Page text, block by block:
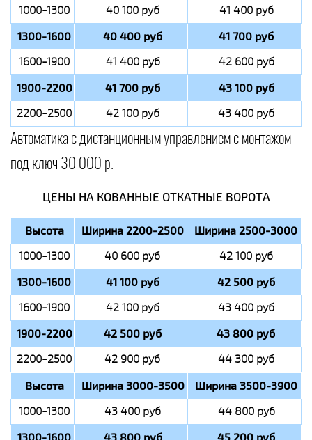
1000-1300 40 100 руб 41 400 руб
1300-1600 40 400 руб 41 700 руб
1600-1900 41 400 руб 42 600 руб
1900-2200 41 700 руб 43 100 руб
2200-2500 42 100 руб 43 400 руб
Автоматика с дистанционным управлением с монтажом
под ключ 30 000 р.
ЦЕНЫ НА КОВАННЫЕ ОТКАТНЫЕ ВОРОТА
Высота Ширина 2200-2500 Ширина 2500-3000
1000-1300 40 600 руб 42 100 руб
1300-1600 41 100 руб 42 500 руб
1600-1900 42 100 руб 43 400 руб
1900-2200 42 500 руб 43 800 руб
2200-2500 42 900 руб 44 300 руб
Высота Ширина 3000-3500 Ширина 3500-3900
1000-1300 43 400 руб 44 800 руб